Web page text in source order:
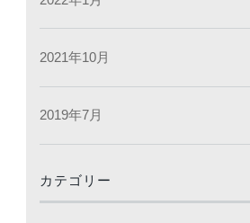
2021年10月
2019年7月
カテゴリー